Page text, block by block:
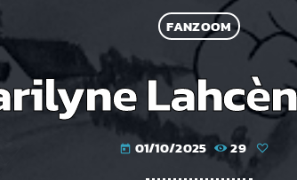
FANZOOM
today 01/10/2025 29